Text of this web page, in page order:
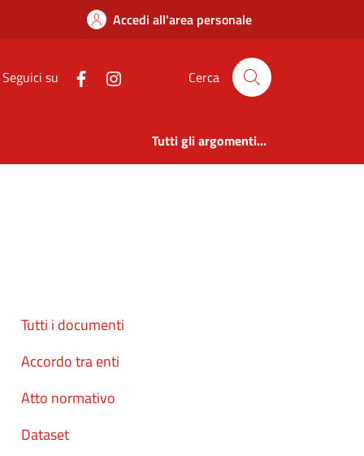
di Cerveno
Accedi all'area personale
Seguici su Cerca
Tutti gli argomenti...
Tutti i documenti
Accordo tra enti
Atto normativo
Dataset